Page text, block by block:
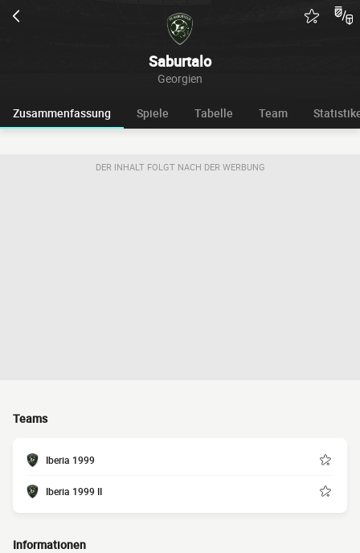
Saburtalo
Georgien
Zusammenfassung Spiele Tabelle Team
DER INHALT FOLGT NACH DER WERBUNG
Teams
Iberia 1999
Iberia 1999 II
Informationen